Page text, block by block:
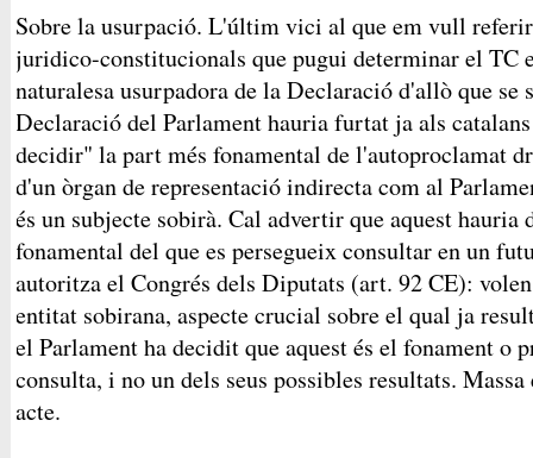
Sobre la usurpació. L'últim vici al que em vull
juridico-constitucionals que pugui determinar el TC
naturalesa usurpadora de la Declaració d'allò que se
Declaració del Parlament hauria furtat ja als
decidir" la part més fonamental de l'autoproclamat
d'un òrgan de representació indirecta com al
és un subjecte sobirà. Cal advertir que aquest hauria
fonamental del que es persegueix consultar en un
autoritza el Congrés dels Diputats (art. 92 CE):
entitat sobirana, aspecte crucial sobre el qual ja
el Parlament ha decidit que aquest és el fonament o
consulta, i no un dels seus possibles resultats.
acte.